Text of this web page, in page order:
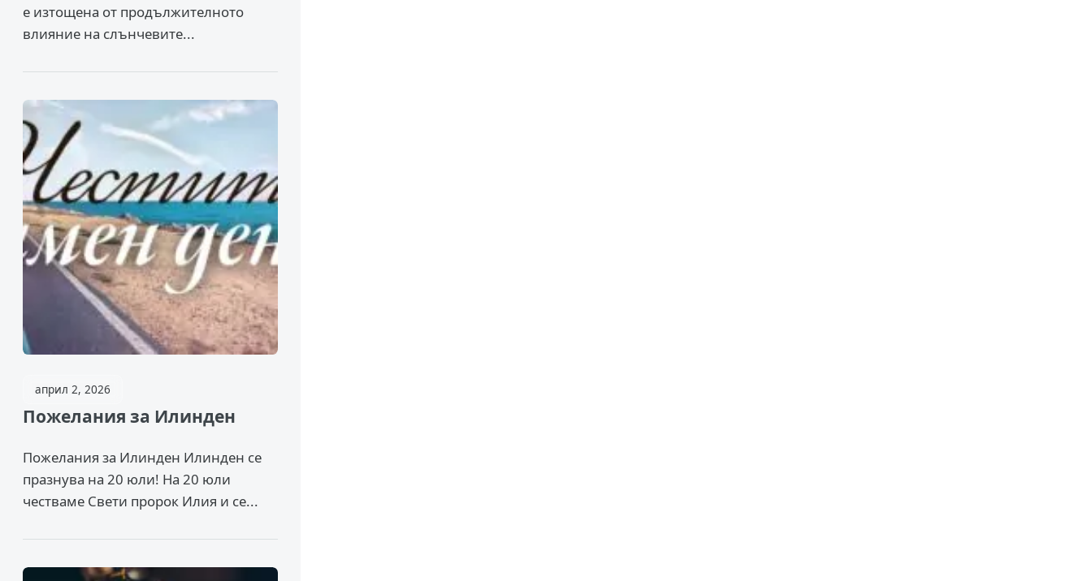
е изтощена от продължителното
влияние на слънчевите...
април 2, 2026
Пожелания за Илинден
Пожелания за Илинден Илинден се
празнува на 20 юли! На 20 юли
честваме Свети пророк Илия и се...